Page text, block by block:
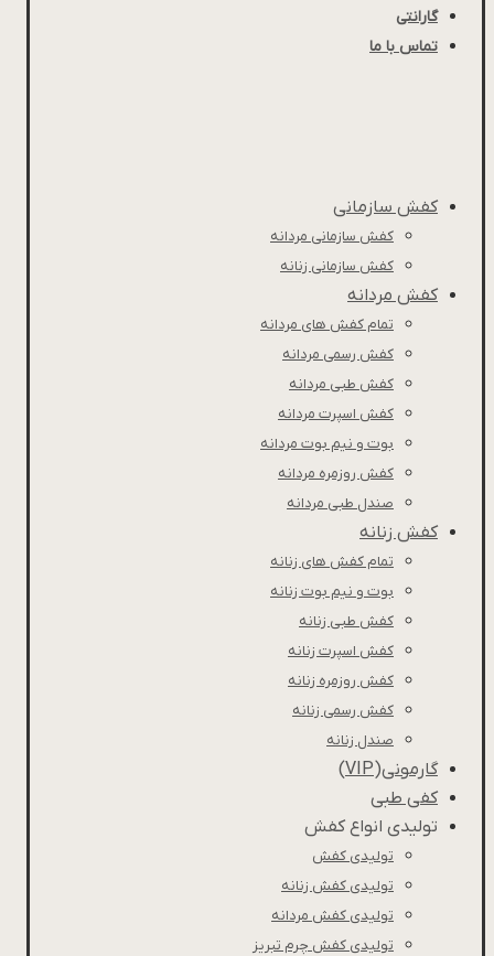
گارانتی
تماس با ما
کفش سازمانی
کفش سازمانی مردانه
کفش سازمانی زنانه
کفش مردانه
تمام کفش های مردانه
کفش رسمی مردانه
کفش طبی مردانه
كفش اسپرت مردانه
بوت و نیم بوت مردانه
کفش روزمره مردانه
صندل طبی مردانه
کفش زنانه
تمام کفش های زنانه
بوت و نیم بوت زنانه
کفش طبی زنانه
کفش اسپرت زنانه
کفش روزمره زنانه
کفش رسمی زنانه
صندل زنانه
گارمونی(VIP)
کفی طبی
تولیدی انواع کفش
تولیدی کفش
تولیدی کفش زنانه
تولیدی کفش مردانه
تولیدی کفش چرم تبریز